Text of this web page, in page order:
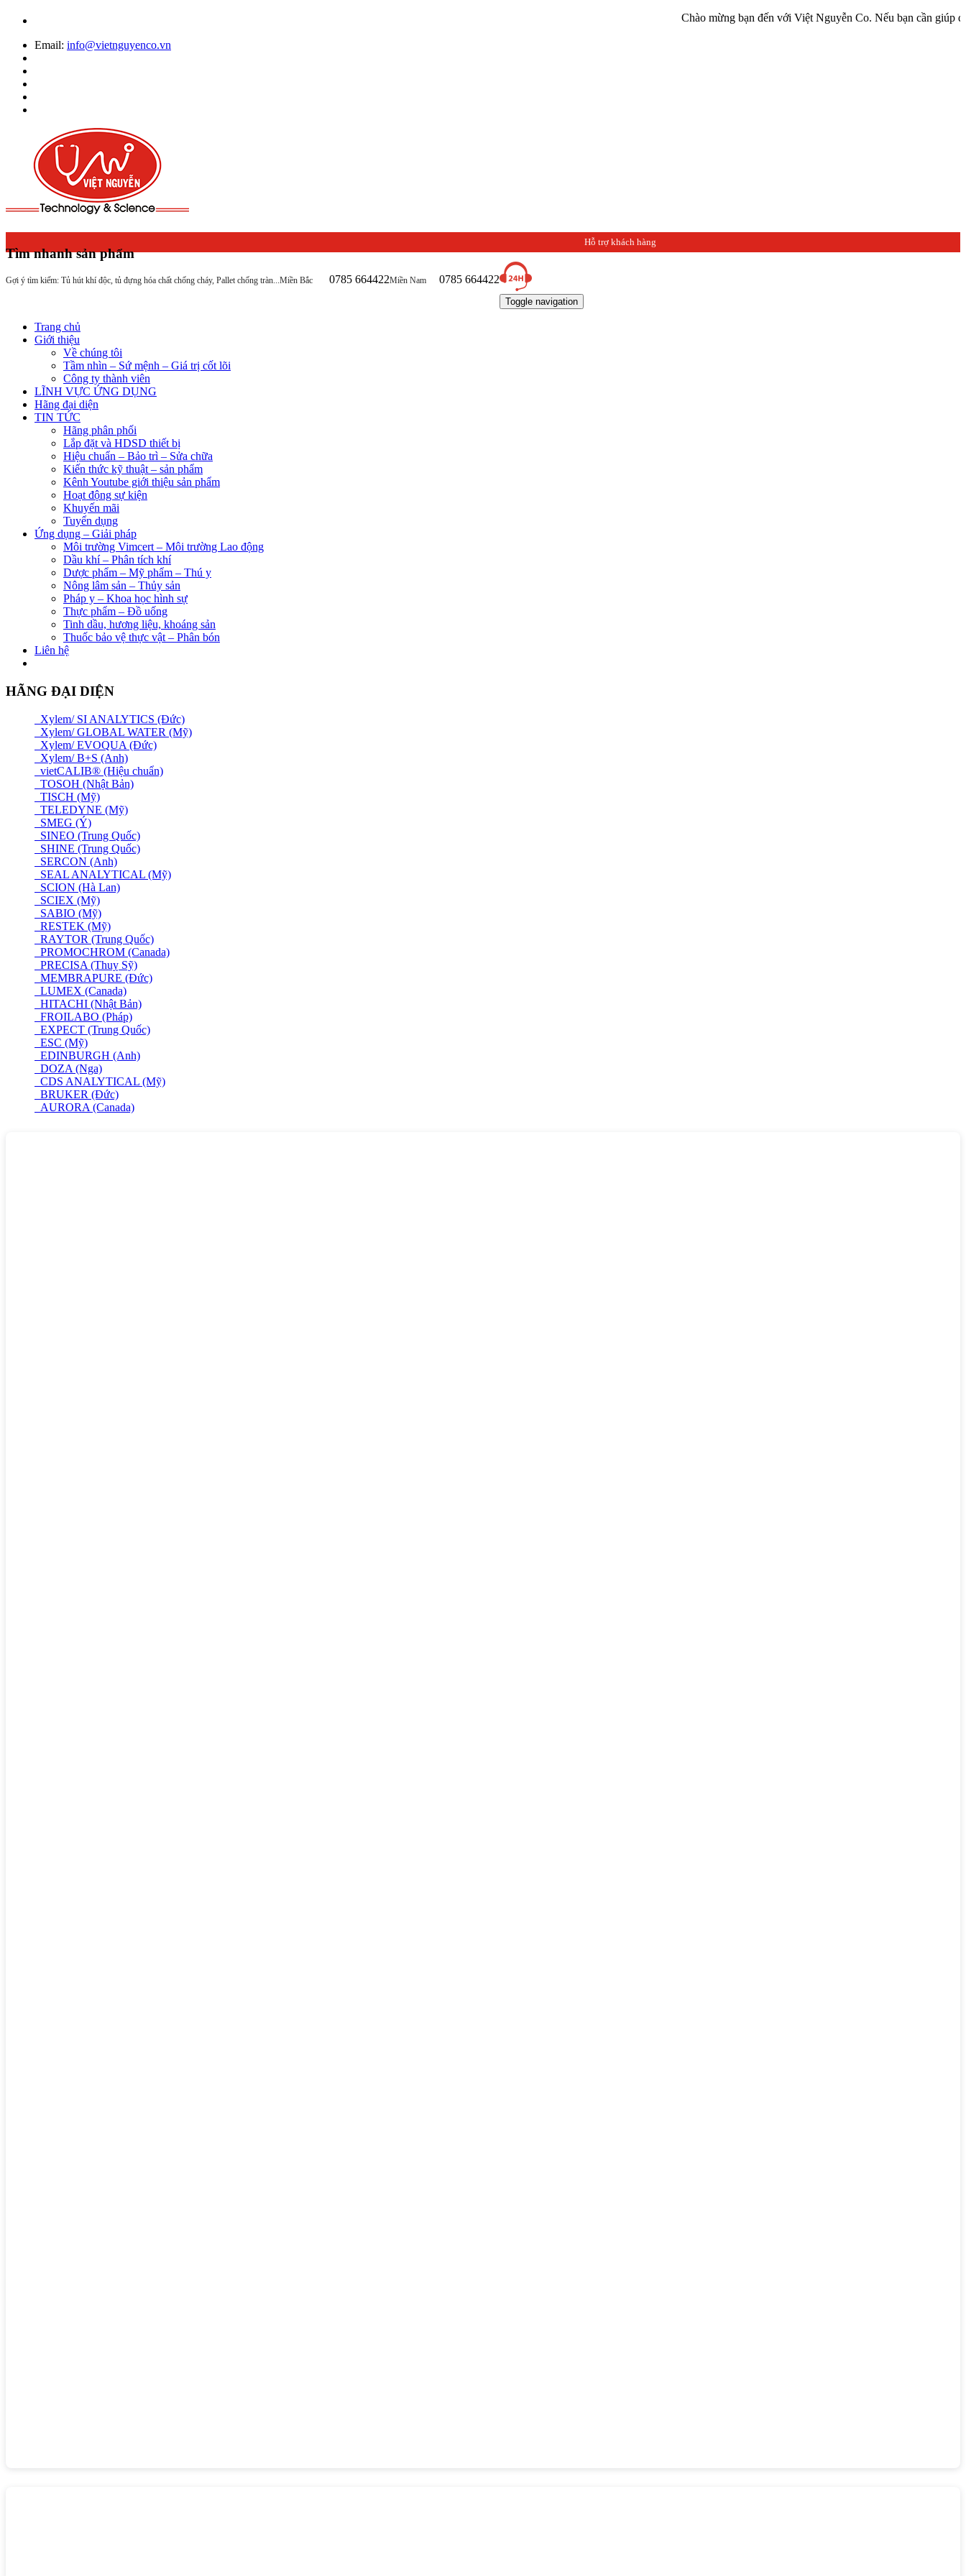
Chào mừng bạn đến với Việt Nguyễn Co. Nếu bạn cần giúp đỡ hãy
Email: info@vietnguyenco.vn
Tìm nhanh sản phẩm
Gợi ý tìm kiếm: Tủ hút khí độc, tủ đựng hóa chất chống cháy, Pallet chống tràn...
Hỗ trợ khách hàng
Miền Bắc 0785 664422Miền Nam 0785 664422
Toggle navigation
Trang chủ
Giới thiệu
Về chúng tôi
Tầm nhìn – Sứ mệnh – Giá trị cốt lõi
Công ty thành viên
LĨNH VỰC ỨNG DỤNG
Hãng đại diện
TIN TỨC
Hãng phân phối
Lắp đặt và HDSD thiết bị
Hiệu chuẩn – Bảo trì – Sửa chữa
Kiến thức kỹ thuật – sản phẩm
Kênh Youtube giới thiệu sản phẩm
Hoạt động sự kiện
Khuyến mãi
Tuyển dụng
Ứng dụng – Giải pháp
Môi trường Vimcert – Môi trường Lao động
Dầu khí – Phân tích khí
Dược phẩm – Mỹ phẩm – Thú y
Nông lâm sản – Thủy sản
Pháp y – Khoa học hình sự
Thực phẩm – Đồ uống
Tinh dầu, hương liệu, khoáng sản
Thuốc bảo vệ thực vật – Phân bón
Liên hệ
HÃNG ĐẠI DIỆN
Xylem/ SI ANALYTICS (Đức)
Xylem/ GLOBAL WATER (Mỹ)
Xylem/ EVOQUA (Đức)
Xylem/ B+S (Anh)
vietCALIB® (Hiệu chuẩn)
TOSOH (Nhật Bản)
TISCH (Mỹ)
TELEDYNE (Mỹ)
SMEG (Ý)
SINEO (Trung Quốc)
SHINE (Trung Quốc)
SERCON (Anh)
SEAL ANALYTICAL (Mỹ)
SCION (Hà Lan)
SCIEX (Mỹ)
SABIO (Mỹ)
RESTEK (Mỹ)
RAYTOR (Trung Quốc)
PROMOCHROM (Canada)
PRECISA (Thuỵ Sỹ)
MEMBRAPURE (Đức)
LUMEX (Canada)
HITACHI (Nhật Bản)
FROILABO (Pháp)
EXPECT (Trung Quốc)
ESC (Mỹ)
EDINBURGH (Anh)
DOZA (Nga)
CDS ANALYTICAL (Mỹ)
BRUKER (Đức)
AURORA (Canada)